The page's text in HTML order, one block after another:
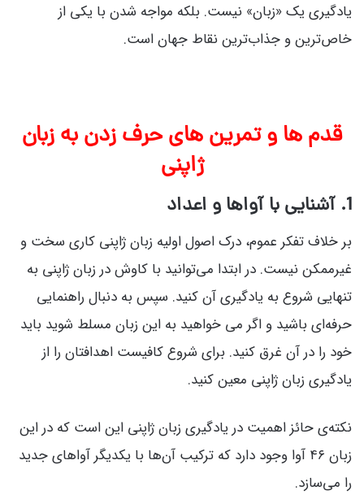
یادگیری یک «زبان» نیست. بلکه مواجه شدن با یکی از
خاص‌ترین و جذاب‌ترین نقاط جهان است.
قدم ها و تمرین های حرف زدن به زبان
ژاپنی
1. آشنایی با آواها و اعداد
بر خلاف تفکر عموم، درک اصول اولیه زبان ژاپنی کاری سخت و
غیرممکن نیست. در ابتدا می‌توانید با کاوش در زبان ژاپنی به
تنهایی شروع به یادگیری آن کنید. سپس به دنبال راهنمایی
حرفه‌ای باشید و اگر می خواهید به این زبان مسلط شوید باید
خود را در آن غرق کنید. برای شروع کافیست اهدافتان را از
یادگیری زبان ژاپنی معین کنید.
نکته‌ی حائز اهمیت در یادگیری زبان ژاپنی این است که در این
زبان ۴۶ آوا وجود دارد که ترکیب آن‌ها با یکدیگر آواهای جدید
را می‌سازد.